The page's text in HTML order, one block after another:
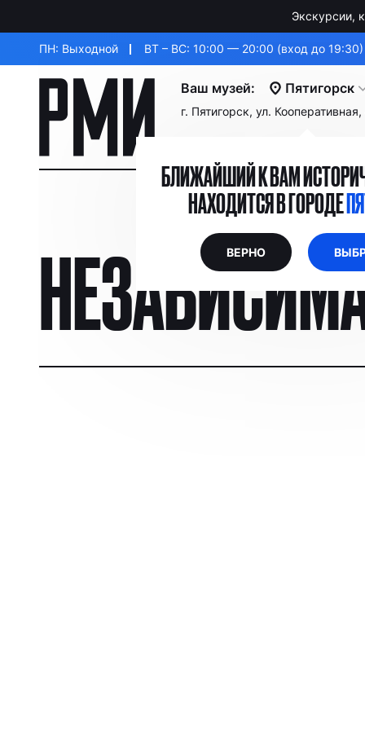
Экскурсии,
ПН: Выходной ВТ – ВС: 10:00 — 20:00 (вход до 19:30)
Ваш музей: Пятигорск
г. Пятигорск, ул.
БЛИЖАЙШИЙ К ВАМ
НАХОДИТСЯ В ГОРОДЕ
ВЕРНО